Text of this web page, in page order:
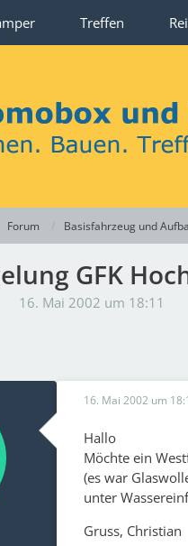
Treffen
Forum Basisfahrzeug und
GFK
16. Mai 2002 um 18:11
16. Mai 2002 um
Hallo
Möchte ein
(es war
unter
Gruss, Christian